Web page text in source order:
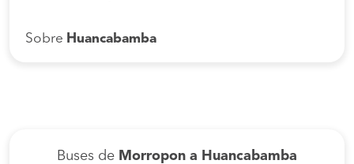
Sobre Huancabamba
Buses de Morropon a Huancabamba